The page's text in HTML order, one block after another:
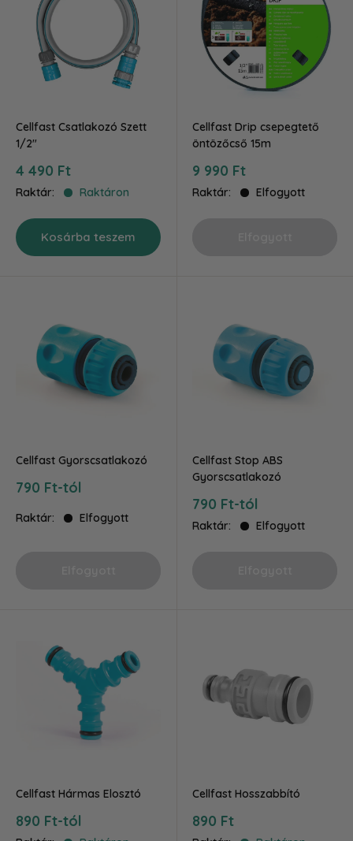
Cellfast Csatlakozó Szett
1/2"
Akciós
ár
4 490 Ft
Raktár: Raktáron
Kosárba teszem
Cellfast Drip csepegtető
öntözőcső 15m
Akciós
ár
9 990 Ft
Raktár: Elfogyott
Cellfast Gyorscsatlakozó
Akciós
790 Ft-tól
Raktár: Elfogyott
Cellfast Stop ABS
Gyorscsatlakozó
Akciós
ár
790 Ft-tól
Raktár: Elfogyott
Cellfast Hármas Elosztó
Akciós
ár
890 Ft-tól
Cellfast Hosszabbító
Akciós
ár
890 Ft